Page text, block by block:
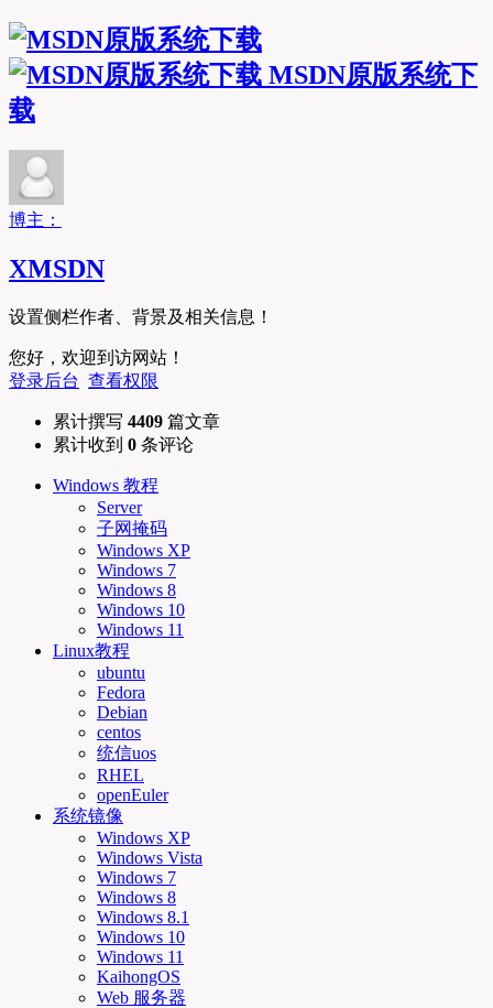
MSDN原版系统下
载
博主：
XMSDN
设置侧栏作者、背景及相关信息！
您好，欢迎到访网站！
登录后台 查看权限
累计撰写 4409 篇文章
累计收到 0 条评论
Windows 教程
Server
子网掩码
Windows XP
Windows 7
Windows 8
Windows 10
Windows 11
Linux教程
ubuntu
Fedora
Debian
centos
统信uos
RHEL
openEuler
系统镜像
Windows XP
Windows Vista
Windows 7
Windows 8
Windows 8.1
Windows 10
Windows 11
KaihongOS
Web 服务器